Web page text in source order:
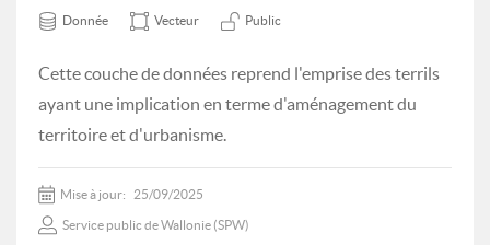
Donnée Vecteur Public
Cette couche de données reprend l'emprise des terrils
ayant une implication en terme d'aménagement du
territoire et d'urbanisme.
Mise à jour: 25/09/2025
Service public de Wallonie (SPW)